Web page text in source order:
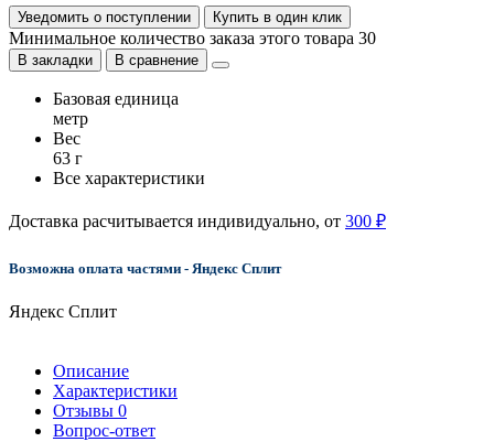
Уведомить о поступлении Купить в один клик
Минимальное количество заказа этого товара 30
В закладки В сравнение
Базовая единица
метр
Вес
63 г
Все характеристики
Доставка расчитывается индивидуально, от 300 ₽
Возможна оплата частями - Яндекс Сплит
Яндекс Сплит
Описание
Характеристики
Отзывы 0
Вопрос-ответ